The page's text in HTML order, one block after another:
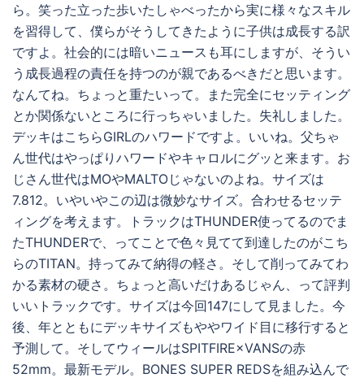
ら。笑った立った歩いたしゃべったから実に様々なスキル
を習得して、僕らがそうしてきたように子供は成長する訳
ですよ。社会的には暗いニュースも耳にしますが、そうい
う成長過程の責任を持つのが親であるべきだと思います。
なんてね。ちょっと重たいって。また完全にセッティング
とか関係ないところに行っちゃいました。失礼しました。
デッキはこちらGIRLのハワードですよ。いいね。父ちゃ
ん世代はやっぱりハワードやキャロルにグッと来ます。お
じさん世代はMOやMALTOじゃないのよね。サイズは
7.812。いやいやこの辺は微妙なサイズ。合わせるセッテ
ィングを考えます。トラックはTHUNDER使ってるのでま
たTHUNDERで、ってことで色々見てて到達したのがこち
らのTITAN。持ってみて納得の軽さ。そして削ってみてわ
かる素材の硬さ。ちょっと高いだけあるじゃん、って評判
いいトラックです。サイズは今回147にして見ました。今
後、年とともにデッキサイズもややワイド目に移行すると
予測して。そしてウィールはSPITFIRE×VANSの赤
52mm。最新モデル。BONES SUPER REDSを組み込んで